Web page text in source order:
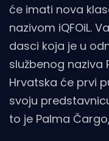
će imati nova
nazivom iQFOiL.
dasci koja je u
službenog naziva
Hrvatska će prvi
svoju
to je Palma